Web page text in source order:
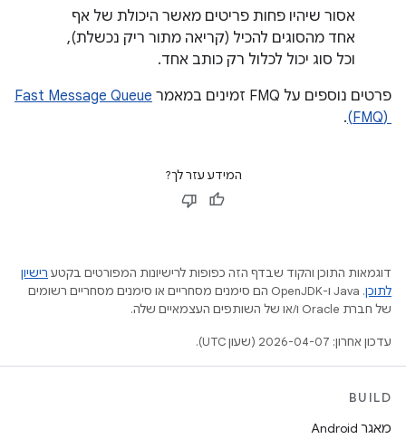
אסור שיהיו פחות פריטים מאשר היכולת של אף
אחד מהסוגים להכיל (קריאה מתור ריק נכשלת),
וכל סוג יכול לכלול רק כותב אחד.
פרטים נוספים על FMQ זמינים במאמר
Fast Message Queue
‏ (FMQ)
.
המידע עזר לך?
דוגמאות התוכן והקוד שבדף הזה כפופות לרישיונות המפורטים בקטע רישיון
לתוכן
.‏ Java ו-OpenJDK הם סימנים מסחריים או סימנים מסחריים רשומים
של חברת Oracle ו/או של השותפים העצמאיים שלה.
עדכון אחרון: 2026-04-07 (שעון UTC).
BUILD
מאגר Android